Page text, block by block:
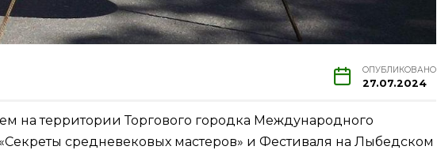
ОПУБЛИКОВАНО
27.07.2024
на территории Торгового городка Международного
средневековых мастеров» и Фестиваля на Лыбедском